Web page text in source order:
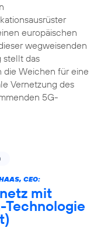
europäischen
wegweisenden
stellt das
die Weichen für eine
Vernetzung des
5G-
CEO:
mit
Technologie